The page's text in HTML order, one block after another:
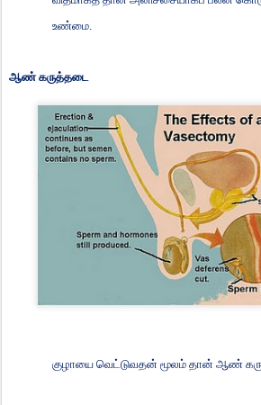
உண்மை.
ஆண் கருத்தடை
குழாயை வெட்டுவதன் மூலம் தான் ஆண்